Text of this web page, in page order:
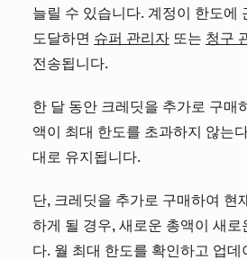
늘릴 수 있습니다. 계정이 한도에
도달하면 슈퍼 관리자 또는 청구
전송됩니다.
한 달 동안 크레딧을 추가로 구매
액이 최대 한도를 초과하지 않는
대로 유지됩니다.
단, 크레딧을 추가로 구매하여 현
하게 될 경우, 새로운 총액이 새로
다. 월 최대 한도를 확인하고 업데